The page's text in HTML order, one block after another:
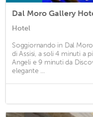
Dal Moro Gallery
Hotel
Soggiornando in Dal
di Assisi, a soli 4 minuti a
Angeli e 9 minuti da
elegante ...